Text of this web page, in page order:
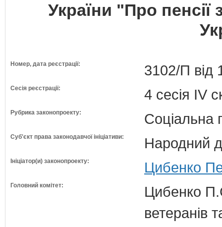
України "Про пенсії
Номер, дата реєстрації: 3102/П від
Сесія реєстрації: 4 сесія IV
Рубрика законопроекту: Соціальна
Суб'єкт права законодавчої ініціативи: Народний
Ініціатор(и) законопроекту: Цибенко
Головний комітет:
Цибенко
ветеранів